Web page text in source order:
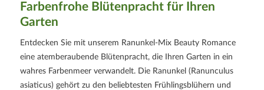
Farbenfrohe Blütenpracht für Ihren
Garten
Entdecken Sie mit unserem Ranunkel-Mix Beauty Romance
eine atemberaubende Blütenpracht, die Ihren Garten in ein
wahres Farbenmeer verwandelt. Die Ranunkel (Ranunculus
asiaticus) gehört zu den beliebtesten Frühlingsblühern und